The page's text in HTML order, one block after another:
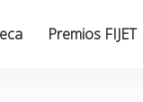
Premios FIJET